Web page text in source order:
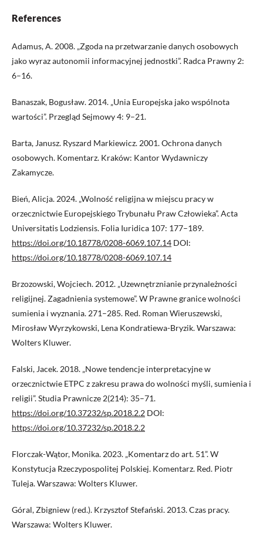
References
Adamus, A. 2008. „Zgoda na przetwarzanie danych osobowych
jako wyraz autonomii informacyjnej jednostki”. Radca Prawny 2:
6–16.
Banaszak, Bogusław. 2014. „Unia Europejska jako wspólnota
wartości”. Przegląd Sejmowy 4: 9–21.
Barta, Janusz. Ryszard Markiewicz. 2001. Ochrona danych
osobowych. Komentarz. Kraków: Kantor Wydawniczy
Zakamycze.
Bień, Alicja. 2024. „Wolność religijna w miejscu pracy w
orzecznictwie Europejskiego Trybunału Praw Człowieka”. Acta
Universitatis Lodziensis. Folia Iuridica 107: 177–189.
https://doi.org/10.18778/0208-6069.107.14 DOI:
https://doi.org/10.18778/0208-6069.107.14
Brzozowski, Wojciech. 2012. „Uzewnętrznianie przynależności
religijnej. Zagadnienia systemowe”. W Prawne granice wolności
sumienia i wyznania. 271–285. Red. Roman Wieruszewski,
Mirosław Wyrzykowski, Lena Kondratiewa-Bryzik. Warszawa:
Wolters Kluwer.
Falski, Jacek. 2018. „Nowe tendencje interpretacyjne w
orzecznictwie ETPC z zakresu prawa do wolności myśli, sumienia i
religii”. Studia Prawnicze 2(214): 35–71.
https://doi.org/10.37232/sp.2018.2.2 DOI:
https://doi.org/10.37232/sp.2018.2.2
Florczak-Wątor, Monika. 2023. „Komentarz do art. 51”. W
Konstytucja Rzeczypospolitej Polskiej. Komentarz. Red. Piotr
Tuleja. Warszawa: Wolters Kluwer.
Góral, Zbigniew (red.). Krzysztof Stefański. 2013. Czas pracy.
Warszawa: Wolters Kluwer.